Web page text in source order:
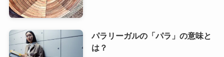
パラリーガルの「パラ」の意味と
は？